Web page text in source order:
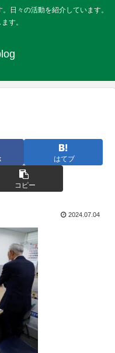
日々の活動を紹介しています。
す。
はてブ
コピー
2024.07.04